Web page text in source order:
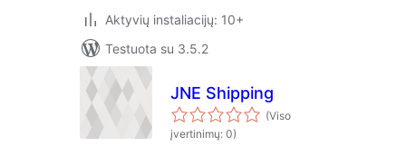
Aktyvių instaliacijų: 10+
Testuota su 3.5.2
JNE Shipping
(Viso
įvertinimų: 0)